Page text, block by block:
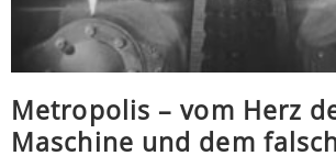
Metropolis – vom Herz
Maschine und dem